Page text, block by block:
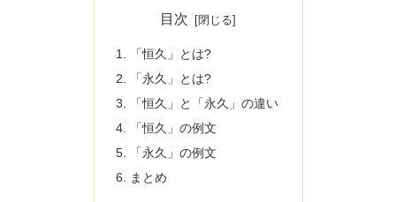
目次
「恒久」とは?
「永久」とは?
「恒久」と「永久」の違い
「恒久」の例文
「永久」の例文
まとめ